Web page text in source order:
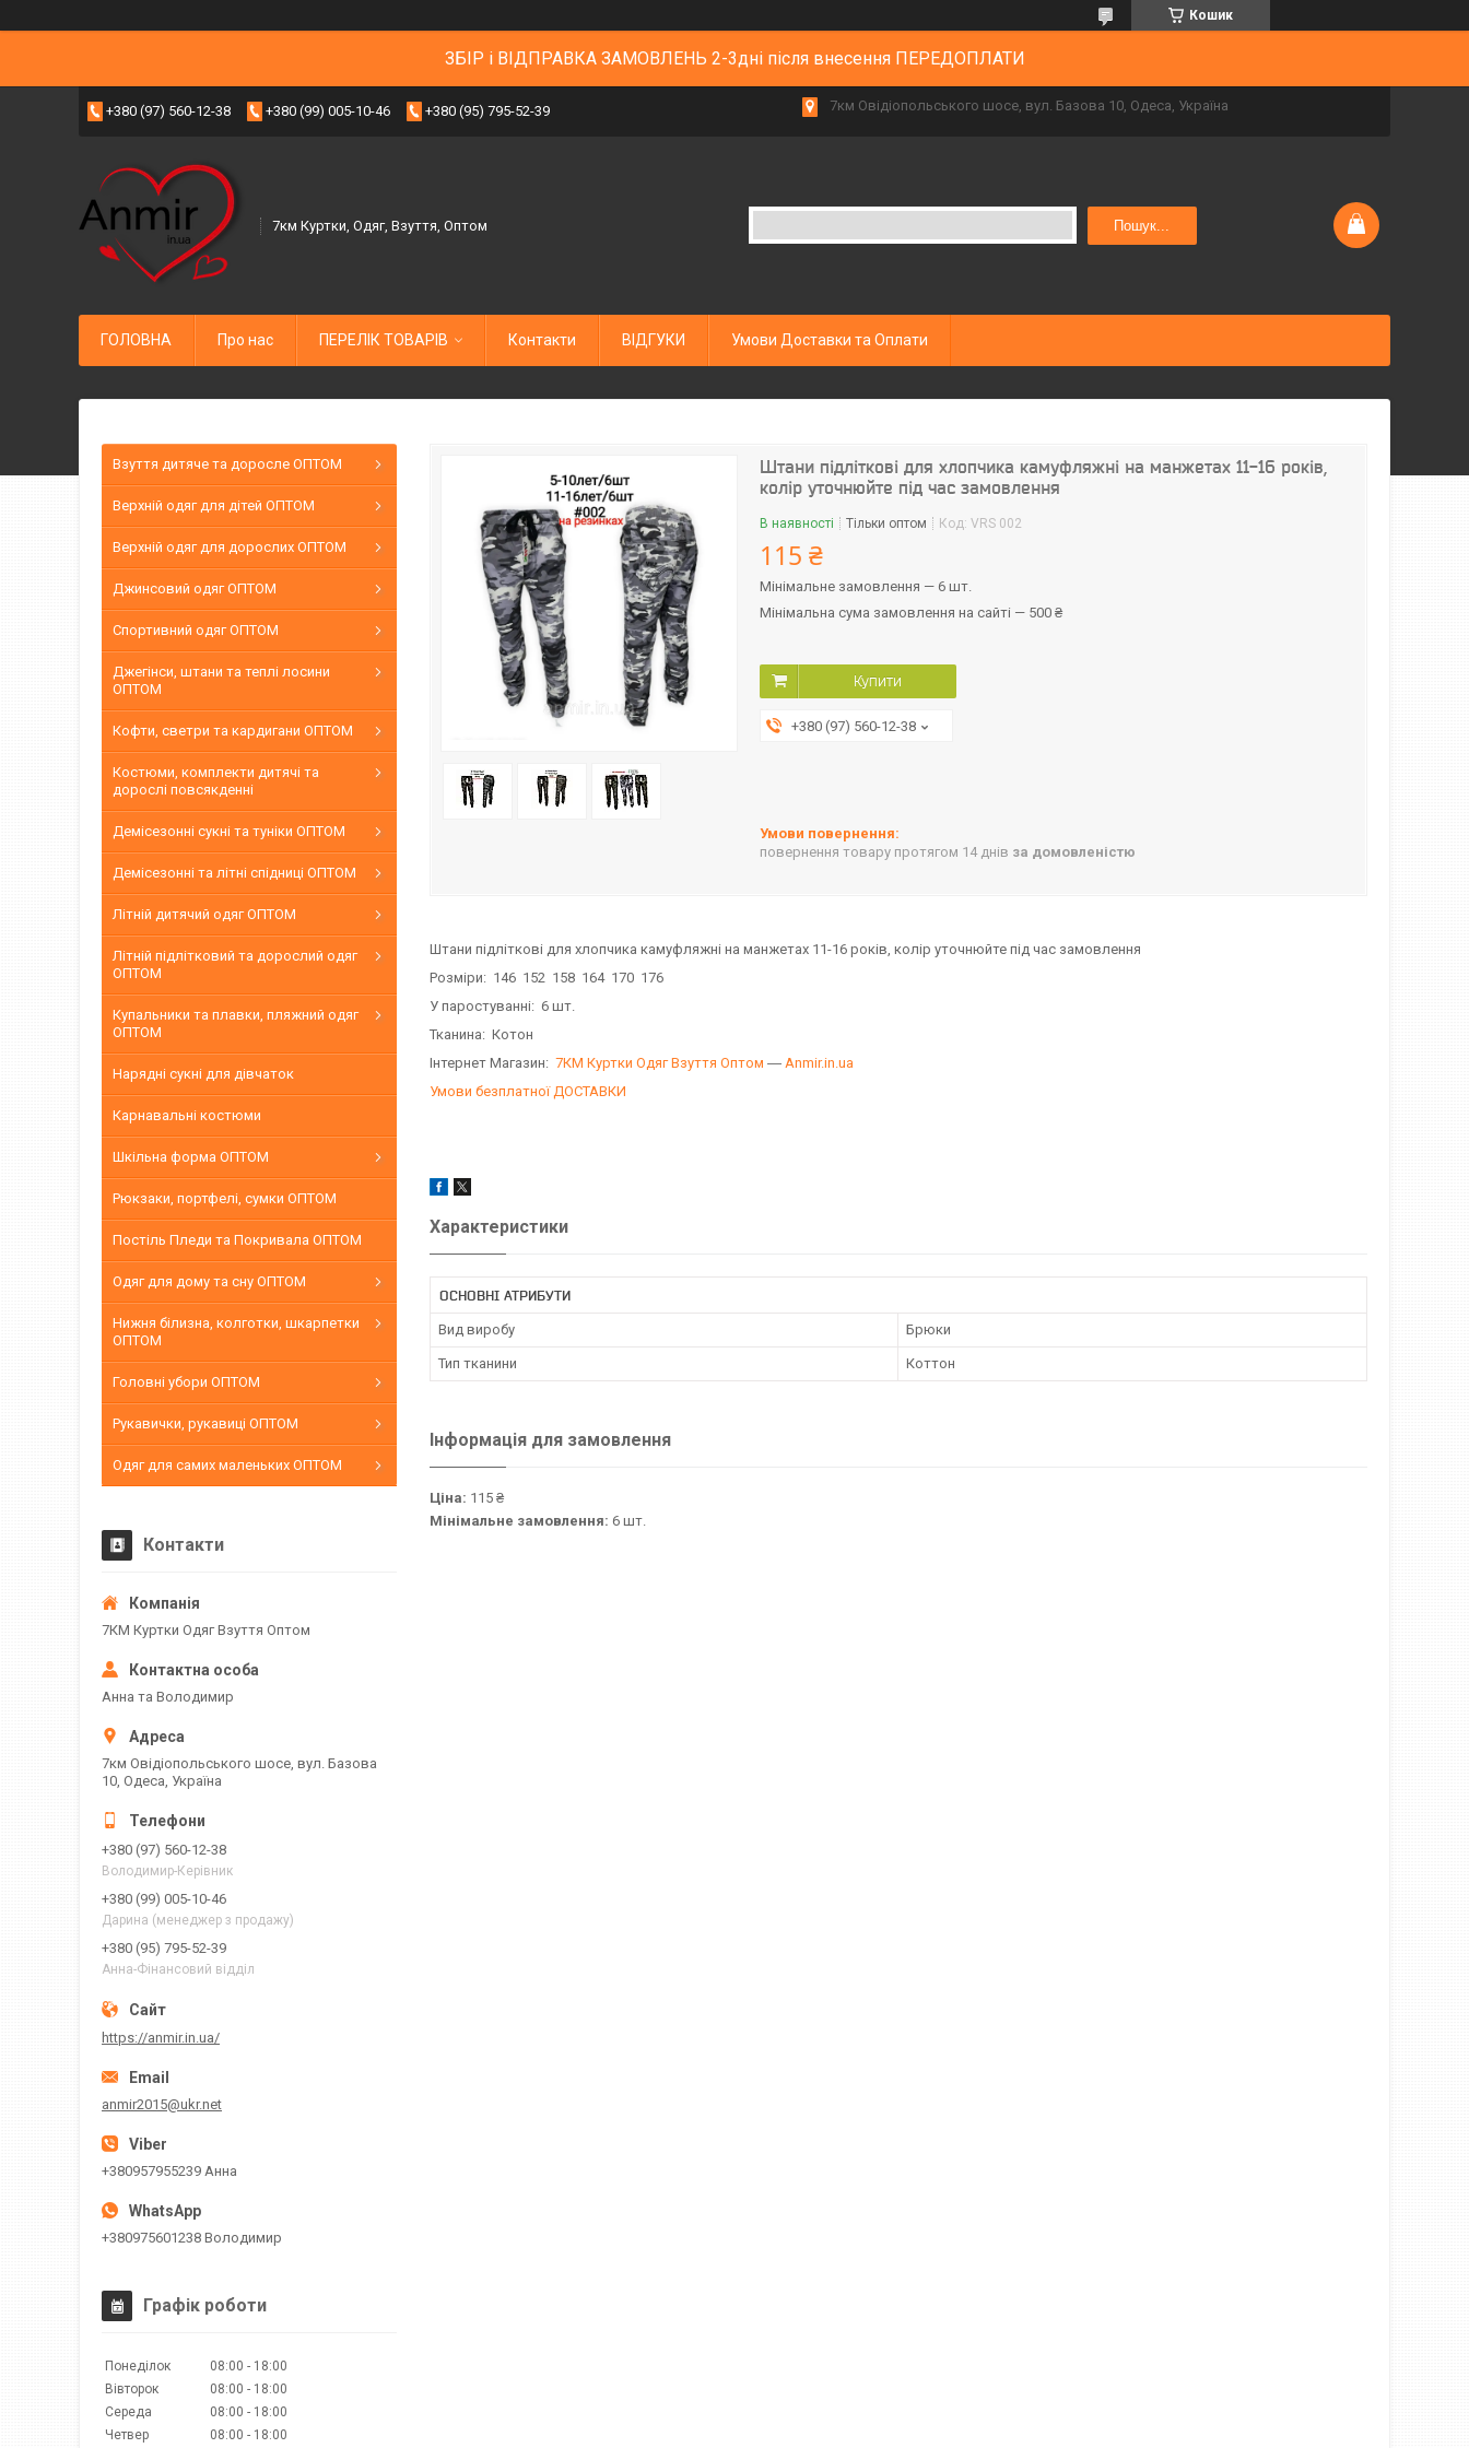
Кошик
ЗБІР і ВІДПРАВКА ЗАМОВЛЕНЬ 2-3дні після внесення ПЕРЕДОПЛАТИ
+380 (97) 560-12-38 +380 (99) 005-10-46 +380 (95) 795-52-39 7км Овідіопольського шосе, вул. Базова 10, Одеса, Україна
7км Куртки, Одяг, Взуття, Оптом Пошук...
ГОЛОВНА Про нас ПЕРЕЛІК ТОВАРІВ Контакти ВІДГУКИ Умови Доставки та Оплати
Штани підліткові для хлопчика камуфляжні на манжетах 11-16 років,
колір уточнюйте під час замовлення
В наявності Тільки оптом Код: VRS 002
115 ₴
Мінімальне замовлення — 6 шт.
Мінімальна сума замовлення на сайті — 500 ₴
Купити
+380 (97) 560-12-38
повернення товару протягом 14 днів за домовленістю
Штани підліткові для хлопчика камуфляжні на манжетах 11-16 років, колір уточнюйте під час замовлення
Розміри: 146 152 158 164 170 176
У паростуванні: 6 шт.
Тканина: Котон
Інтернет Магазин: 7КМ Куртки Одяг Взуття Оптом ― Anmir.in.ua
Умови безплатної ДОСТАВКИ
Характеристики
ОСНОВНІ АТРИБУТИ
Вид виробу Брюки
Тип тканини Коттон
Інформація для замовлення
Ціна: 115 ₴
Мінімальне замовлення: 6 шт.
Взуття дитяче та доросле ОПТОМ
Верхній одяг для дітей ОПТОМ
Верхній одяг для дорослих ОПТОМ
Джинсовий одяг ОПТОМ
Спортивний одяг ОПТОМ
Джегінси, штани та теплі лосини
ОПТОМ
Кофти, светри та кардигани ОПТОМ
Костюми, комплекти дитячі та
дорослі повсякденні
Демісезонні сукні та туніки ОПТОМ
Демісезонні та літні спідниці ОПТОМ
Літній дитячий одяг ОПТОМ
Літній підлітковий та дорослий одяг
ОПТОМ
Купальники та плавки, пляжний одяг
ОПТОМ
Нарядні сукні для дівчаток
Карнавальні костюми
Шкільна форма ОПТОМ
Рюкзаки, портфелі, сумки ОПТОМ
Постіль Пледи та Покривала ОПТОМ
Одяг для дому та сну ОПТОМ
Нижня білизна, колготки, шкарпетки
ОПТОМ
Головні убори ОПТОМ
Рукавички, рукавиці ОПТОМ
Одяг для самих маленьких ОПТОМ
Контакти
7КМ Куртки Одяг Взуття Оптом
Анна та Володимир
7км Овідіопольського шосе, вул. Базова
10, Одеса, Україна
+380 (97) 560-12-38
Володимир-Керівник
+380 (99) 005-10-46
Дарина (менеджер з продажу)
+380 (95) 795-52-39
Анна-Фінансовий відділ
https://anmir.in.ua/
anmir2015@ukr.net
+380957955239 Анна
+380975601238 Володимир
Графік роботи
Понеділок 08:00
18:00
Вівторок
08:00
18:00
Середа
08:00
18:00
Четвер
08:00 18:00